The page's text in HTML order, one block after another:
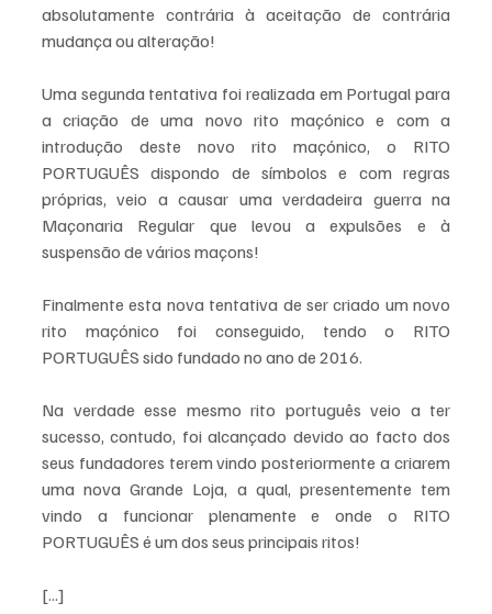
absolutamente contrária à aceitação de contrária
mudança ou alteração!
Uma segunda tentativa foi realizada em Portugal para
a criação de uma novo rito maçónico e com a
introdução deste novo rito maçónico, o RITO
PORTUGUÊS dispondo de símbolos e com regras
próprias, veio a causar uma verdadeira guerra na
Maçonaria Regular que levou a expulsões e à
suspensão de vários maçons!
Finalmente esta nova tentativa de ser criado um novo
rito maçónico foi conseguido, tendo o RITO
PORTUGUÊS sido fundado no ano de 2016.
Na verdade esse mesmo rito português veio a ter
sucesso, contudo, foi alcançado devido ao facto dos
seus fundadores terem vindo posteriormente a criarem
uma nova Grande Loja, a qual, presentemente tem
vindo a funcionar plenamente e onde o RITO
PORTUGUÊS é um dos seus principais ritos!
[...]